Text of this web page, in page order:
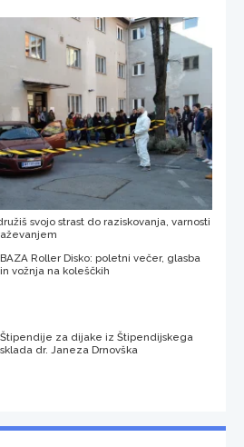
svojo strast do raziskovanja, varnosti
BAZA Roller Disko: poletni večer, glasba
in vožnja na koleščkih
Štipendije za dijake iz Štipendijskega
sklada dr. Janeza Drnovška